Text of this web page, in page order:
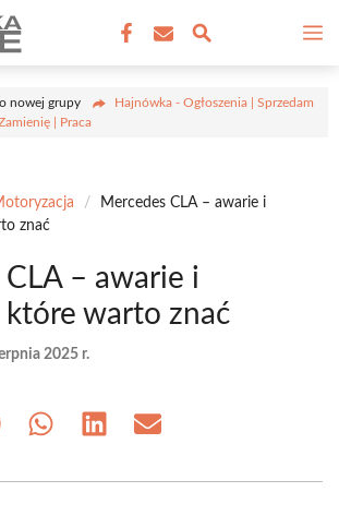
nowej grupy
Hajnówka - Ogłoszenia | Sprzedam
| Praca
/
Mercedes CLA – awarie i
znać
– awarie i
które warto znać
2025 r.
Share Share Share